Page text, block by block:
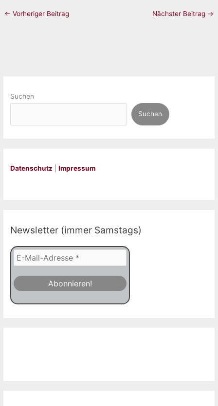
← Vorheriger Beitrag Nächster Beitrag →
Suchen
Suchen
Datenschutz |Impressum
Newsletter (immer Samstags)